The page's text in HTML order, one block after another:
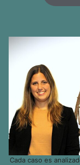
Cada caso es